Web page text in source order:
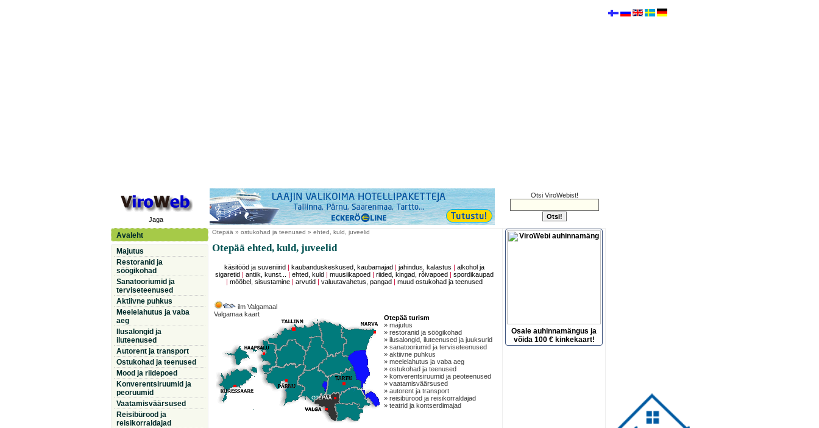
Jaga
Otsi ViroWebist!
Avaleht
Majutus
Restoranid ja
söögikohad
Sanatooriumid ja
terviseteenused
Aktiivne puhkus
Meelelahutus ja vaba
aeg
Ilusalongid ja
iluteenused
Autorent ja transport
Ostukohad ja teenused
Mood ja riidepoed
Konverentsiruumid ja
peoruumid
Vaatamisväärsused
Reisibürood ja
reisikorraldajad
Otepää » ostukohad ja teenused » ehted, kuld, juveelid
Otepää ehted, kuld, juveelid
käsitööd ja suveniirid kaubanduskeskused, kaubamajad |jahindus, kalastus |alkohol ja
sigaretid
|antiik, kunst... |ehted, kuld |muusiikapoed |riided, kingad, rõivapoed |spordikaupad
|mööbel, sisustamine |arvutid |valuutavahetus, pangad |muud ostukohad ja teenused
ilm Valgamaal
Valgamaa kaart
Otepää turism
» majutus
» restoranid ja söögikohad
» ilusalongid, iluteenused ja juuksurid
» sanatooriumid ja terviseteenused
» aktiivne puhkus
» meelelahutus ja vaba aeg
» ostukohad ja teenused
» konverentsiruumid ja peoteenused
» vaatamisväärsused
» autorent ja transport
» reisibürood ja reisikorraldajad
» teatrid ja kontserdimajad
Osale auhinnamängus ja
võida 100 € kinkekaart!